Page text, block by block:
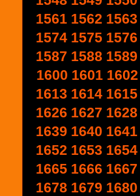
1561 1562 1563
1574 1575 1576
1587 1588 1589
1600 1601 1602
1613 1614 1615
1626 1627 1628
1639 1640 1641
1652 1653 1654
1665 1666 1667
1678 1679 1680